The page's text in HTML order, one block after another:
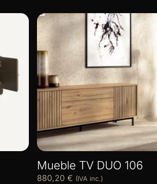
Mueble TV DUO 106
880,20 € (IVA inc.)